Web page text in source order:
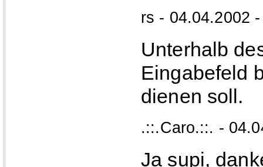
rs - 04.04.2002
Unterhalb
Eingabefeld
dienen soll.
.::.Caro.::. -
Ja supi,